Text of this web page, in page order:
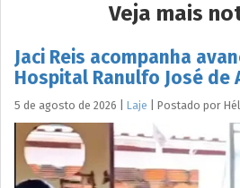
Veja mais
Jaci Reis acompanha
Hospital Ranulfo José de
5 de agosto de 2026 Laje Postado por